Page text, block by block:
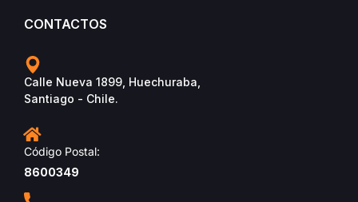
CONTACTOS
Calle Nueva 1899, Huechuraba,
Santiago - Chile.
Código Postal:
8600349